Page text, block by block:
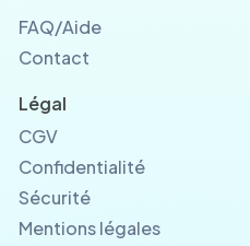
FAQ/Aide
Contact
Légal
CGV
Confidentialité
Sécurité
Mentions légales